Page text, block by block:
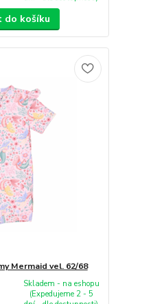
do košíku
Mermaid vel. 62/68
Skladem - na eshopu
(Expedujeme 2 - 5